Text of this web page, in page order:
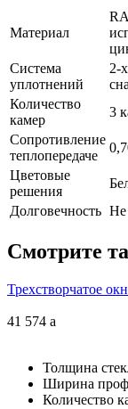
Материал
Система
уплотнений
2-
Количество
камер
3
Сопротивление
теплопередаче
Цветовые
решения
Долговечность Не
Смотрите
Трехстворчатое
41 574 a
Толщина
Ширина
Количество